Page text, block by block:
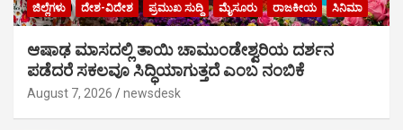
ಜಿಲ್ಲೆಗಳು ದೇಶ-ವಿದೇಶ ಪ್ರಮುಖ ಸುದ್ದಿ ಮೈಸೂರು ರಾಜಕೀಯ ಸಿನಿಮಾ
ಆಷಾಢ ಮಾಸದಲ್ಲಿ ತಾಯಿ ಚಾಮುಂಡೇಶ್ವರಿಯ ದರ್ಶನ
ಪಡೆದರೆ ಸಕಲವೂ ಸಿದ್ಧಿಯಾಗುತ್ತದೆ ಎಂಬ ನಂಬಿಕೆ
August 7, 2026 newsdesk